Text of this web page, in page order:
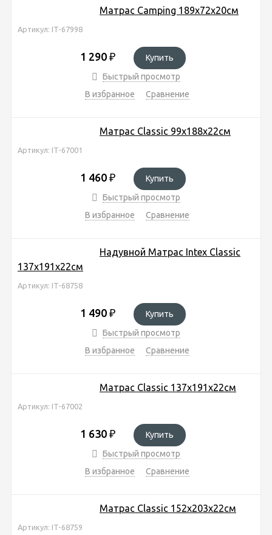
Матрас Camping 189х72х20см
Артикул: IT-67998
1 290 ₽
Купить
Быстрый просмотр
В избранное
Сравнение
Матрас Classic 99х188х22см
Артикул: IT-67001
1 460 ₽
Купить
Быстрый просмотр
В избранное
Сравнение
Надувной Матрас Intex Classic
137х191х22см
Артикул: IT-68758
1 490 ₽
Купить
Быстрый просмотр
В избранное
Сравнение
Матрас Classic 137х191х22см
Артикул: IT-67002
1 630 ₽
Купить
Быстрый просмотр
В избранное
Сравнение
Матрас Classic 152х203х22см
Артикул: IT-68759